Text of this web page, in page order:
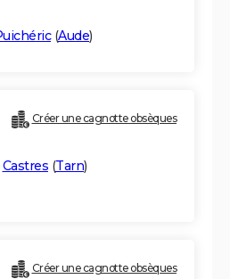
(Aude)
Créer une cagnotte obsèques
Castres (Tarn)
Créer une cagnotte obsèques